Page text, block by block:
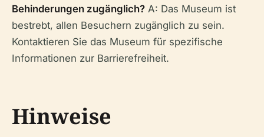
Behinderungen zugänglich? A: Das Museum ist
bestrebt, allen Besuchern zugänglich zu sein.
Kontaktieren Sie das Museum für spezifische
Informationen zur Barrierefreiheit.
Hinweise